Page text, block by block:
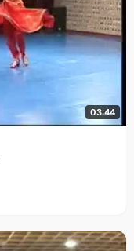
03:44